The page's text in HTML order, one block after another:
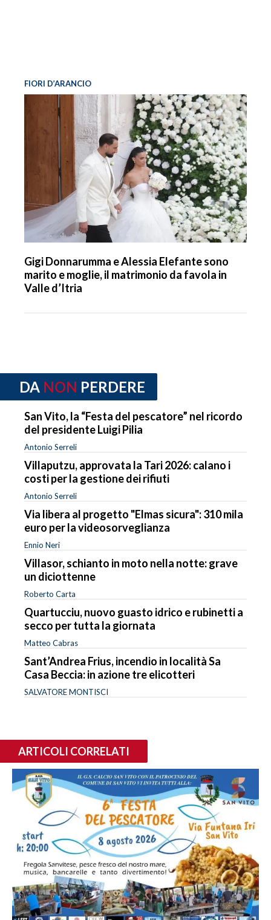
FIORI D’ARANCIO
Gigi Donnarumma e Alessia Elefante sono
marito e moglie, il matrimonio da favola in
Valle d’Itria
DA NON PERDERE
San Vito, la “Festa del pescatore” nel ricordo
del presidente Luigi Pilia
Antonio Serreli
Villaputzu, approvata la Tari 2026: calano i
costi per la gestione dei rifiuti
Antonio Serreli
Via libera al progetto "Elmas sicura": 310 mila
euro per la videosorveglianza
Ennio Neri
Villasor, schianto in moto nella notte: grave
un diciottenne
Roberto Carta
Quartucciu, nuovo guasto idrico e rubinetti a
secco per tutta la giornata
Matteo Cabras
Sant’Andrea Frius, incendio in località Sa
Casa Beccia: in azione tre elicotteri
SALVATORE MONTISCI
ARTICOLI CORRELATI